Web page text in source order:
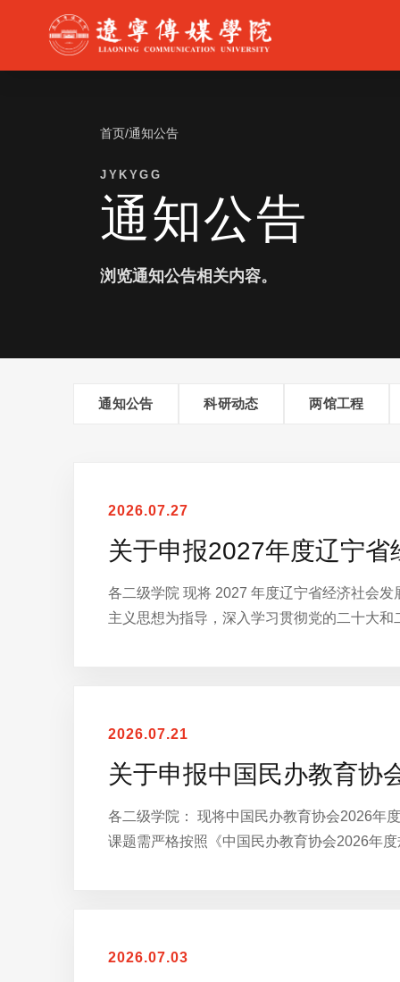
首页/通知公告
JYKYGG
通知公告
浏览通知公告相关内容。
通知公告 科研动态 两馆工程
2026.07.27
关于申报2027年度辽宁
各二级学院 现将 2027 年度辽宁省经济社会
主义思想为指导，深入学习贯彻党的二十大
2026.07.21
关于申报中国民办教育协
各二级学院： 现将中国民办教育协会2026年
课题需严格按照《中国民办教育协会2026年
2026.07.03